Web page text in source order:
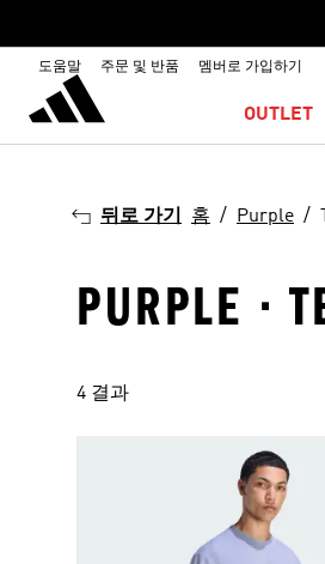
도움말 주문 및 반품 멤버로 가입하기
OUTLET
뒤로 가기 홈 Purple
PURPLE ·
4 결과